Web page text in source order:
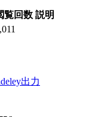
覧回数 説明
出力